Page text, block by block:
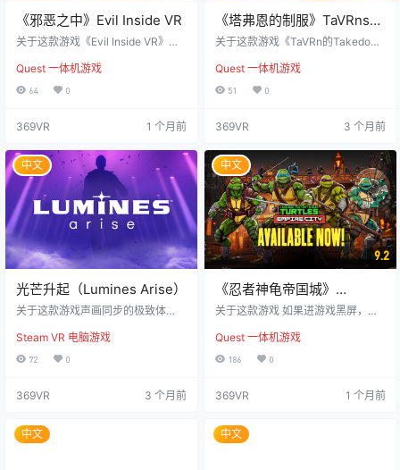
《邪恶之中》Evil Inside VR
关于这款游戏《Evil Inside VR》是
亲去世、父亲入狱后，少年马克试
图通过通灵板与母亲进行最后的对
话——然而，通灵板却神秘地炸
将扮演马克，如今他独自承担起照
落在扭曲的宅邸中的通灵板碎片，
试图与母亲的灵魂重新建立联系，
并逐步揭开这场灾难背后的令人窒
息的真相。 这座房屋不断变化，现
实在其中不断崩溃，恐…
Quest 一体机游戏
64 0
369VR 1 个月前
《塔弗恩的制服》TaVRns
Takedown – Naheulbeuk
关于这款游戏《TaVRn的Takedow
门，架当场就打！ 这是一款主打10
0%真实物理反馈的VR暴走斗殴游
戏，直接把混乱值拉满的幻想酒馆
凳就往对面抡、抓起酒杯就砸人，
武器，主打拳拳到肉的贴身肉搏，
爱硬刚的玩家能靠纯拳头碾过去，
爱玩套路的也能绕后搞偷袭，怎么
爽怎么来，全听你的。 ? 真物理·真
反馈 房间级尺…
Quest 一体机游戏
51 0
369VR 3 个月前
中文
光芒升起（Lumines Arise）
关于这款游戏声画同步的极致体
《Tetris Effect: Connected》原班
人马打造，这款经典益智游戏的新
章，将为你献上彻底沉浸的感官冲
跃动，每一次落块都触发与音乐完
野的配乐中尽情沉醉。 ?? 核心玩
法：规则简洁，策略无穷 操控2×2
Steam VR 电脑游戏
72 0
369VR 3 个月前
中文
9.2
《忍者神龟帝国城》
Teenage Mutant Ninja
关于这款游戏 如果进游戏黑屏，请
连上wifi。 四兄弟，一座城市，披萨
盛宴永不停歇。 系好标志性的头
带，化身成你所熟悉的半壳英雄
或米开朗基罗，在下水道的阴影、
自由穿梭。这不仅仅是一款《忍者
神龟》游戏——这是第一款让你真
Quest 一体机游戏
186 0
369VR 1 个月前
中文 中文